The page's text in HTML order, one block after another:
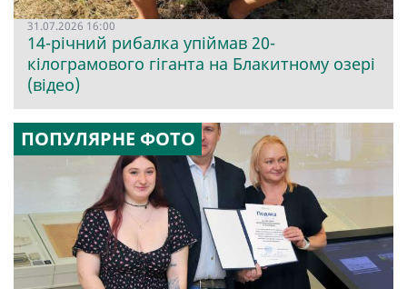
31.07.2026 16:00
14-річний рибалка упіймав 20-
кілограмового гіганта на Блакитному озері
(відео)
ПОПУЛЯРНЕ ФОТО